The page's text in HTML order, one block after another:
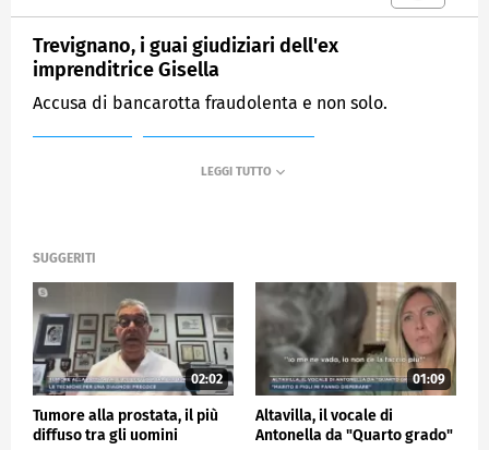
Trevignano, i guai giudiziari dell'ex
imprenditrice Gisella
Accusa di bancarotta fraudolenta e non solo.
SUGGERITI
02:02
Tumore alla prostata, il più
diffuso tra gli uomini
01:09
Altavilla, il vocale di
Antonella da "Quarto grado"